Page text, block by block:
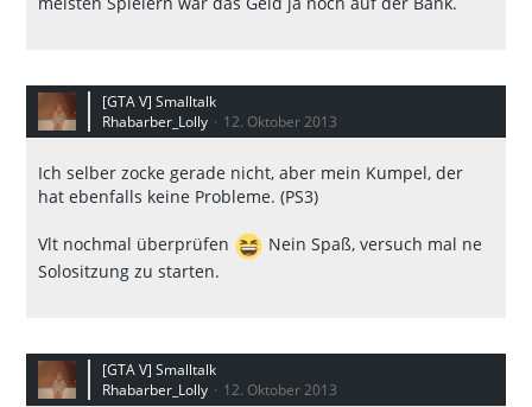
[GTA V] Smalltalk
Rhabarber_Lolly
12. Oktober 2013
Ich selber zocke gerade nicht, aber mein Kumpel, der
hat ebenfalls keine Probleme. (PS3)
Vlt nochmal überprüfen
Nein Spaß, versuch mal ne
Solositzung zu starten.
[GTA V] Smalltalk
Rhabarber_Lolly
12. Oktober 2013